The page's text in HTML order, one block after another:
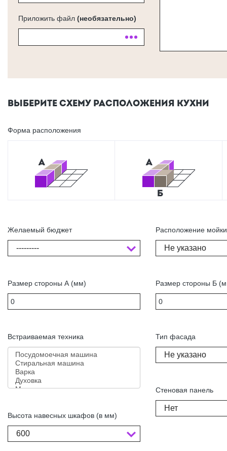
Приложить файл (необязательно)
ВЫБЕРИТЕ СХЕМУ РАСПОЛОЖЕНИЯ КУХНИ
Форма расположения
Желаемый бюджет
---------
Размер стороны А (мм)
Встраиваемая техника
Высота навесных шкафов (в мм)
600
Расположение мойки
Не указано
Размер стороны Б
Тип фасада
Не указано
Стеновая панель
Нет